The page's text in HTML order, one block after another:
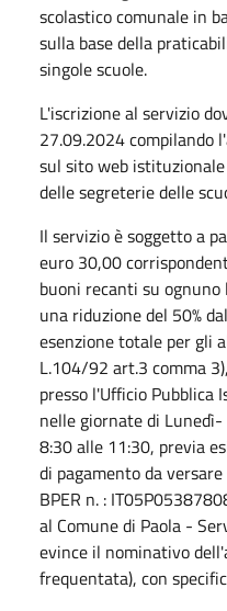
scolastico comunale in
sulla base della
singole scuole.
L'iscrizione al servizio
27.09.2024 compilando
sul sito web istituzionale
delle segreterie delle
Il servizio è soggetto a
euro 30,00
buoni recanti su
una riduzione del 50%
esenzione totale per gli
L.104/92 art.3 comma
presso l'Ufficio Pubblica
nelle giornate di
8:30 alle 11:30, previa
di pagamento da
BPER n. :
al Comune di Paola -
evince il nominativo
frequentata), con